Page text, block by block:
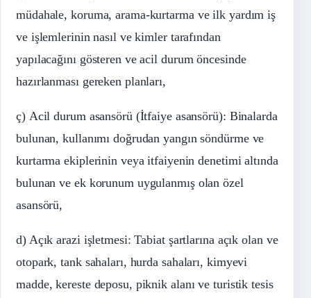
müdahale, koruma, arama-kurtarma ve ilk yardım iş
ve işlemlerinin nasıl ve kimler tarafından
yapılacağını gösteren ve acil durum öncesinde
hazırlanması gereken planları,
ç) Acil durum asansörü (İtfaiye asansörü): Binalarda
bulunan, kullanımı doğrudan yangın söndürme ve
kurtarma ekiplerinin veya itfaiyenin denetimi altında
bulunan ve ek korunum uygulanmış olan özel
asansörü,
d) Açık arazi işletmesi: Tabiat şartlarına açık olan ve
otopark, tank sahaları, hurda sahaları, kimyevi
madde, kereste deposu, piknik alanı ve turistik tesis